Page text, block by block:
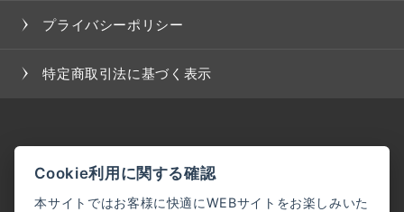
プライバシーポリシー
特定商取引法に基づく表示
Cookie利用に関する確認
本サイトではお客様に快適にWEBサイトをお楽しみいた